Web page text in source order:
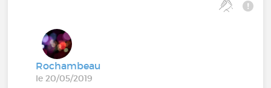
Rochambeau
le 20/05/2019